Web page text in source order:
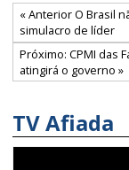
« Anterior O Brasil
simulacro de líder
Próximo: CPMI das
atingirá o governo »
TV Afiada